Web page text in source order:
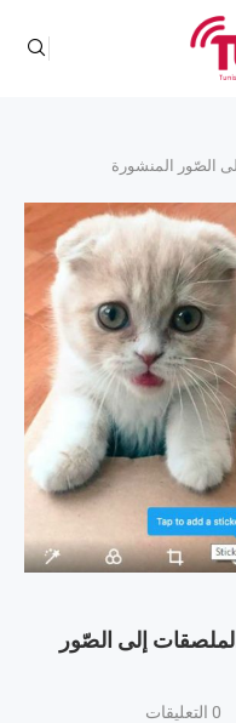
الصّور المنشورة
إلى الصّور
0 التعليقات